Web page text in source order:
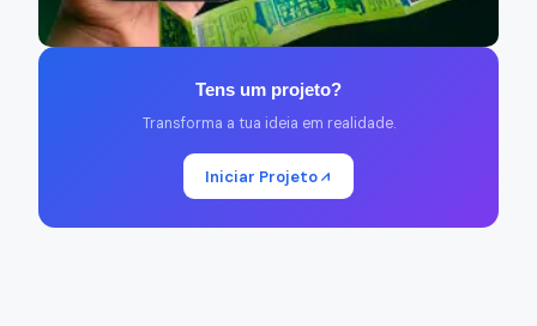
Tens um projeto?
Transforma a tua ideia em realidade.
Iniciar Projeto